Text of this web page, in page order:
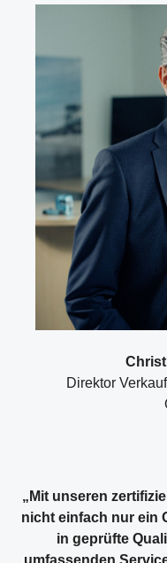
Direktor
„Mit unseren
nicht einfach nur ein
in geprüfte
umfassenden